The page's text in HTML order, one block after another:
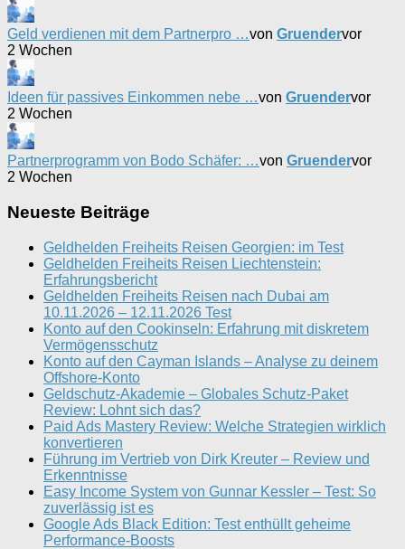
Geld verdienen mit dem Partnerpro …von Gruendervor
2 Wochen
Ideen für passives Einkommen nebe …von Gruendervor
2 Wochen
Partnerprogramm von Bodo Schäfer: …von Gruendervor
2 Wochen
Neueste Beiträge
Geldhelden Freiheits Reisen Georgien: im Test
Geldhelden Freiheits Reisen Liechtenstein:
Erfahrungsbericht
Geldhelden Freiheits Reisen nach Dubai am
10.11.2026 – 12.11.2026 Test
Konto auf den Cookinseln: Erfahrung mit diskretem
Vermögensschutz
Konto auf den Cayman Islands – Analyse zu deinem
Offshore-Konto
Geldschutz-Akademie – Globales Schutz-Paket
Review: Lohnt sich das?
Paid Ads Mastery Review: Welche Strategien wirklich
konvertieren
Führung im Vertrieb von Dirk Kreuter – Review und
Erkenntnisse
Easy Income System von Gunnar Kessler – Test: So
zuverlässig ist es
Google Ads Black Edition: Test enthüllt geheime
Performance-Boosts